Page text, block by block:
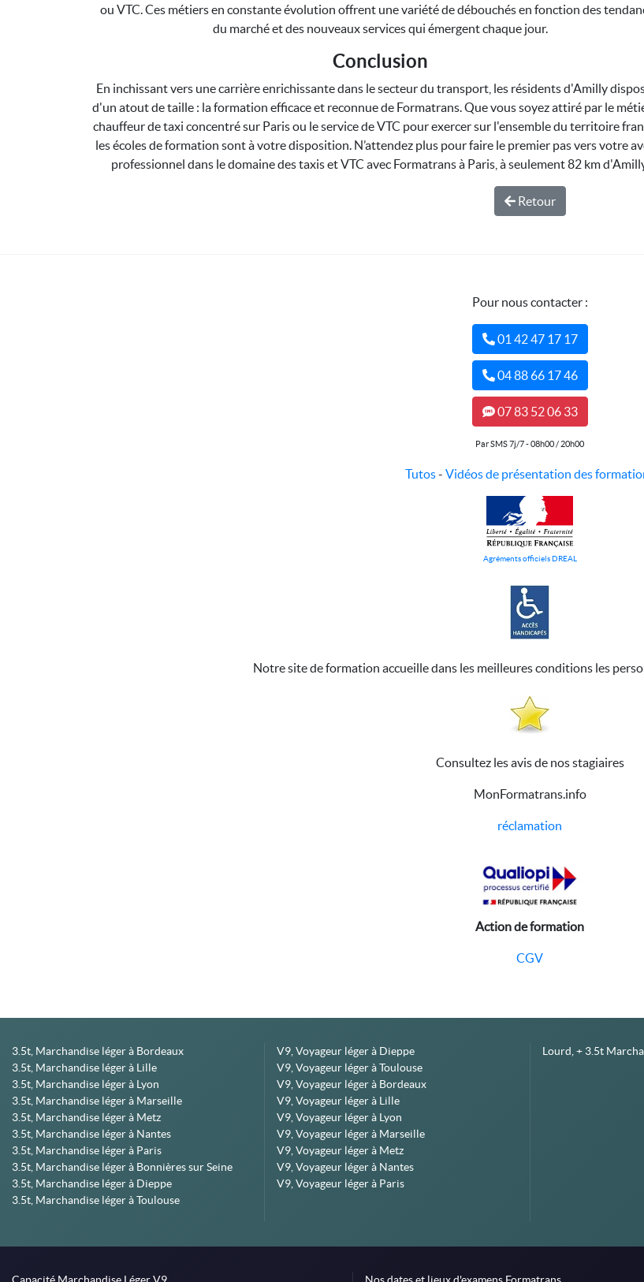
ou VTC. Ces métiers en constante évolution offrent une variété de débouchés en fonction des
du marché et des nouveaux services qui émergent chaque jour.
Conclusion
En inchissant vers une carrière enrichissante dans le secteur du transport, les résidents d'Amilly
d'un atout de taille : la formation efficace et reconnue de Formatrans. Que vous soyez attiré par le
chauffeur de taxi concentré sur Paris ou le service de VTC pour exercer sur l'ensemble du territoire
les écoles de formation sont à votre disposition. N’attendez plus pour faire le premier pas vers votre
professionnel dans le domaine des taxis et VTC avec Formatrans à Paris, à seulement 82 km
Retour
Pour nous contacter :
01 42 47 17 17
04 88 66 17 46
07 83 52 06 33
Par SMS 7j/7 - 08h00 / 20h00
Tutos- Vidéos de présentation des
Agréments officiels DREAL
Notre site de formation accueille dans les meilleures conditions les
Consultez les avis de nos stagiaires
MonFormatrans.info
réclamation
Action de formation
CGV
3.5t, Marchandise léger à Bordeaux
3.5t, Marchandise léger à Lille
3.5t, Marchandise léger à Lyon
3.5t, Marchandise léger à Marseille
3.5t, Marchandise léger à Metz
3.5t, Marchandise léger à Nantes
3.5t, Marchandise léger à Paris
3.5t, Marchandise léger à Bonnières sur Seine
3.5t, Marchandise léger à Dieppe
3.5t, Marchandise léger à Toulouse
V9, Voyageur léger à Dieppe
V9, Voyageur léger à Toulouse
V9, Voyageur léger à Bordeaux
V9, Voyageur léger à Lille
V9, Voyageur léger à Lyon
V9, Voyageur léger à Marseille
V9, Voyageur léger à Metz
V9, Voyageur léger à Nantes
V9, Voyageur léger à Paris
Lourd, + 3.5t